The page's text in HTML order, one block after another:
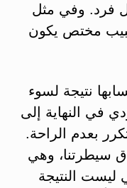
فرد. وفي مثل
مختص يكون
نتيجة لسوء
في النهاية إلى
بعدم الراحة.
سيطرتنا، وهي
النتيجة